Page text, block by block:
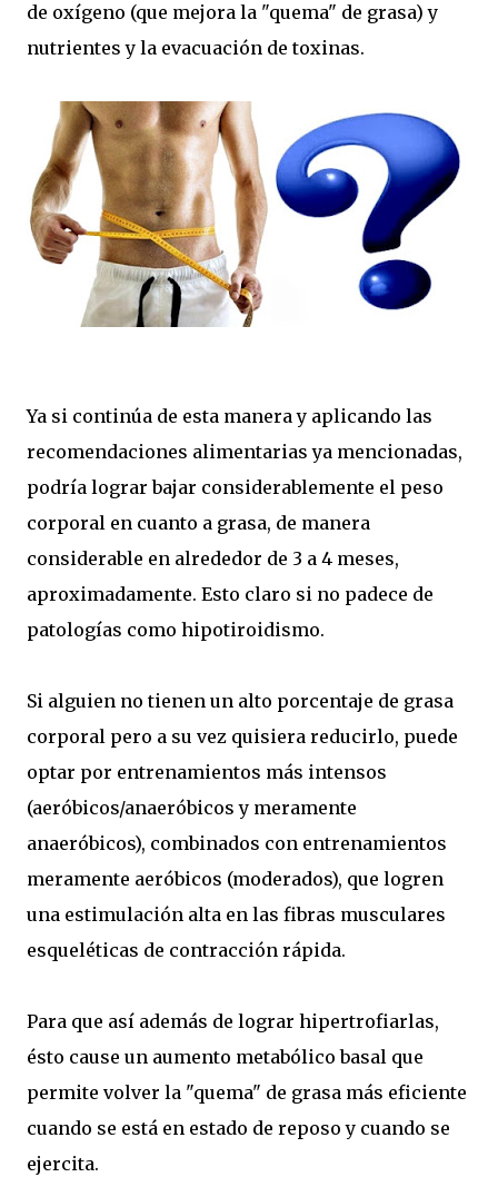
de oxígeno (que mejora la "quema" de grasa) y
nutrientes y la evacuación de toxinas.
Ya si continúa de esta manera y aplicando las
recomendaciones alimentarias ya mencionadas,
podría lograr bajar considerablemente el peso
corporal en cuanto a grasa, de manera
considerable en alrededor de 3 a 4 meses,
aproximadamente. Esto claro si no padece de
patologías como hipotiroidismo.
Si alguien no tienen un alto porcentaje de grasa
corporal pero a su vez quisiera reducirlo, puede
optar por entrenamientos más intensos
(aeróbicos/anaeróbicos y meramente
anaeróbicos), combinados con entrenamientos
meramente aeróbicos (moderados), que logren
una estimulación alta en las fibras musculares
esqueléticas de contracción rápida.
Para que así además de lograr hipertrofiarlas,
ésto cause un aumento metabólico basal que
permite volver la "quema" de grasa más eficiente
cuando se está en estado de reposo y cuando se
ejercita.